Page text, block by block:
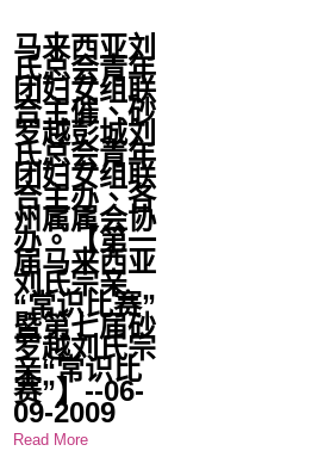
马来西亚刘
氏总会青年
团妇女组联
合主催、砂
罗越彭城刘
氏总会青年
团妇女组联
合主办、各
州属属会协
办。【第一
届马来西亚
刘氏宗亲
“常识比赛”
暨第七届砂
罗越刘氏宗
亲“常识比
赛”】--06-
09-2009
Read More